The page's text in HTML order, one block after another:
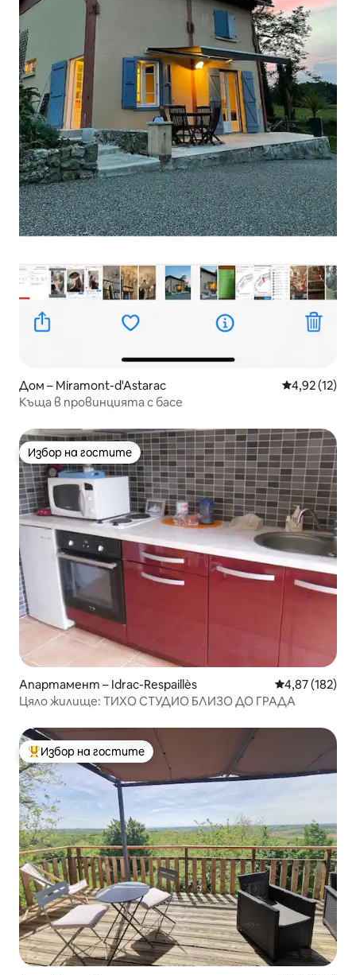
Дом – Miramont-d'Astarac Средна
4,92 (12)
Къща в провинцията с басе
Избор на гостите
Избор на гостите
Апартамент – Idrac-Respaillès Средна
4,87 (182)
Цяло жилище: ТИХО СТУДИО БЛИЗО ДО ГРАДА
Най-популярен избор на гостите
Избор на гостите